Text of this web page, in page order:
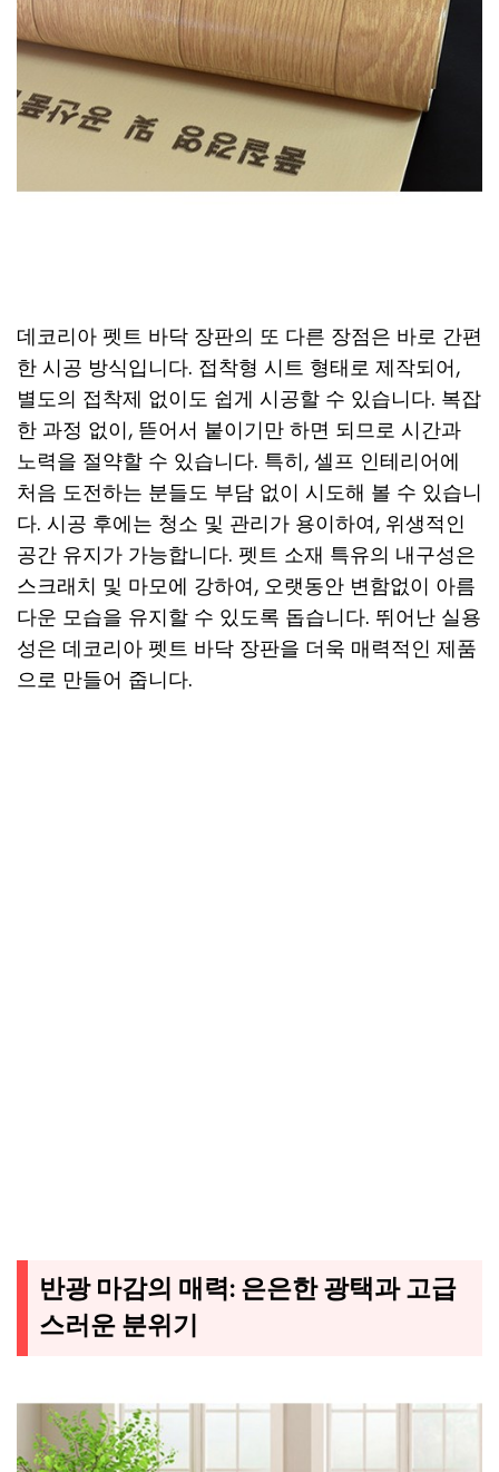
데코리아 펫트 바닥 장판의 또 다른 장점은 바로 간편
한 시공 방식입니다. 접착형 시트 형태로 제작되어,
별도의 접착제 없이도 쉽게 시공할 수 있습니다. 복잡
한 과정 없이, 뜯어서 붙이기만 하면 되므로 시간과
노력을 절약할 수 있습니다. 특히, 셀프 인테리어에
처음 도전하는 분들도 부담 없이 시도해 볼 수 있습니
다. 시공 후에는 청소 및 관리가 용이하여, 위생적인
공간 유지가 가능합니다. 펫트 소재 특유의 내구성은
스크래치 및 마모에 강하여, 오랫동안 변함없이 아름
다운 모습을 유지할 수 있도록 돕습니다. 뛰어난 실용
성은 데코리아 펫트 바닥 장판을 더욱 매력적인 제품
으로 만들어 줍니다.
반광 마감의 매력: 은은한 광택과 고급
스러운 분위기